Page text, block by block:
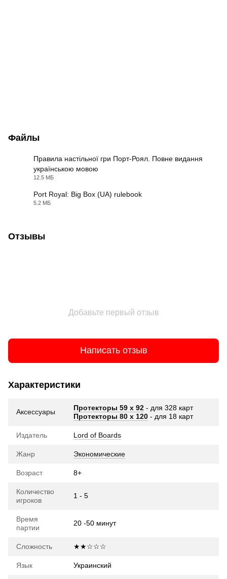
Файлы
Правила настільної гри Порт-Роял. Повне видання
українською мовою
12.5 МБ
Port Royal: Big Box (UA) rulebook
5.2 МБ
Отзывы
Добавьте первый отзыв
Написать отзыв
Характеристики
Аксессуары Протекторы 59 x 92 - для 328 карт
Протекторы 80 x 120 - для 18 карт
Издатель Lord of Boards
Жанр Экономические
Возраст 8+
Количество
игроков
1 - 5
Время
партии
20 -50 минут
Сложность ★★☆☆☆
Язык Украинский